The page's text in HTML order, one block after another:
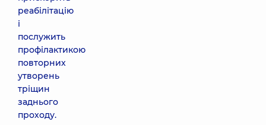
реабілітацію
і
послужить
профілактикою
повторних
утворень
тріщин
заднього
проходу.